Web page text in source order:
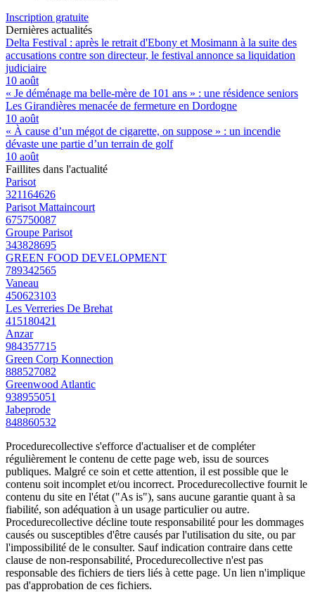
Inscription gratuite
Dernières actualités
Delta Festival : après le retrait d'Ebony et Mosimann à la suite des
accusations contre son directeur, le festival annonce sa liquidation
judiciaire
10 août
« Je déménage ma belle-mère de 101 ans » : une résidence seniors
Les Girandières menacée de fermeture en Dordogne
10 août
« À cause d’un mégot de cigarette, on suppose » : un incendie
dévaste une partie d’un terrain de golf
10 août
Faillites dans l'actualité
Parisot
321164626
Parisot Mattaincourt
675750087
Groupe Parisot
343828695
GREEN FOOD DEVELOPMENT
789342565
Vaneau
450623103
Les Verreries De Brehat
415180421
Anzar
984357715
Green Corp Konnection
888527082
Greenwood Atlantic
938955051
Jabeprode
848860532
Procedurecollective s'efforce d'actualiser et de compléter
régulièrement le contenu de cette page web, issu de sources
publiques. Malgré ce soin et cette attention, il est possible que le
contenu soit incomplet et/ou incorrect. Procedurecollective fournit le
contenu du site en l'état ("As is"), sans aucune garantie quant à sa
fiabilité, son adéquation à un usage particulier ou autre.
Procedurecollective décline toute responsabilité pour les dommages
causés ou susceptibles d'être causés par l'utilisation du site, ou par
l'impossibilité de le consulter. Sauf indication contraire dans cette
clause de non-responsabilité, Procedurecollective n'est pas
responsable des fichiers de tiers liés à cette page. Un lien n'implique
pas d'approbation de ces fichiers.